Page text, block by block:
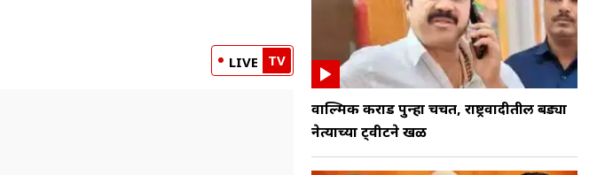
LIVE TV
वाल्मिक कराड पुन्हा चर्चेत, राष्ट्रवादीतील बड्या
नेत्याच्या ट्वीटने खळ